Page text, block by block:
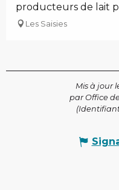
producteurs de lait
Les Saisies
Mis à jour
par Office